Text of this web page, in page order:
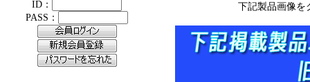
下記製品画像を